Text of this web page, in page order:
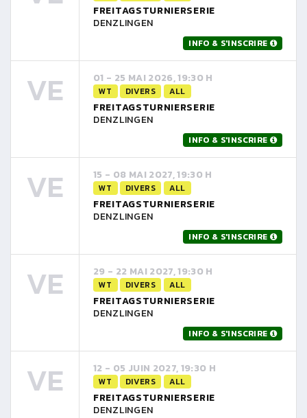
FREITAGSTURNIERSERIE
DENZLINGEN
INFO & S'INSCRIRE
VE 01 - 25 MAI 2026, 19:30 H
WT DIVERS ALL
FREITAGSTURNIERSERIE
DENZLINGEN
INFO & S'INSCRIRE
VE 15 - 08 MAI 2027, 19:30 H
WT DIVERS ALL
FREITAGSTURNIERSERIE
DENZLINGEN
INFO & S'INSCRIRE
VE 29 - 22 MAI 2027, 19:30 H
WT DIVERS ALL
FREITAGSTURNIERSERIE
DENZLINGEN
INFO & S'INSCRIRE
VE 12 - 05 JUIN 2027, 19:30 H
WT DIVERS ALL
FREITAGSTURNIERSERIE
DENZLINGEN